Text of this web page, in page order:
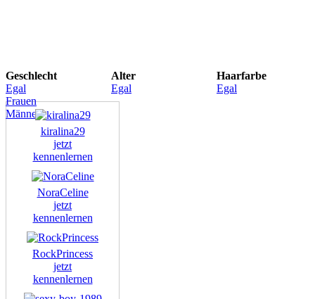
Geschlecht
Egal
Frauen
Männer
Alter
Egal
Haarfarbe
Egal
kiralina29
jetzt
kennenlernen
NoraCeline
jetzt
kennenlernen
RockPrincess
jetzt
kennenlernen